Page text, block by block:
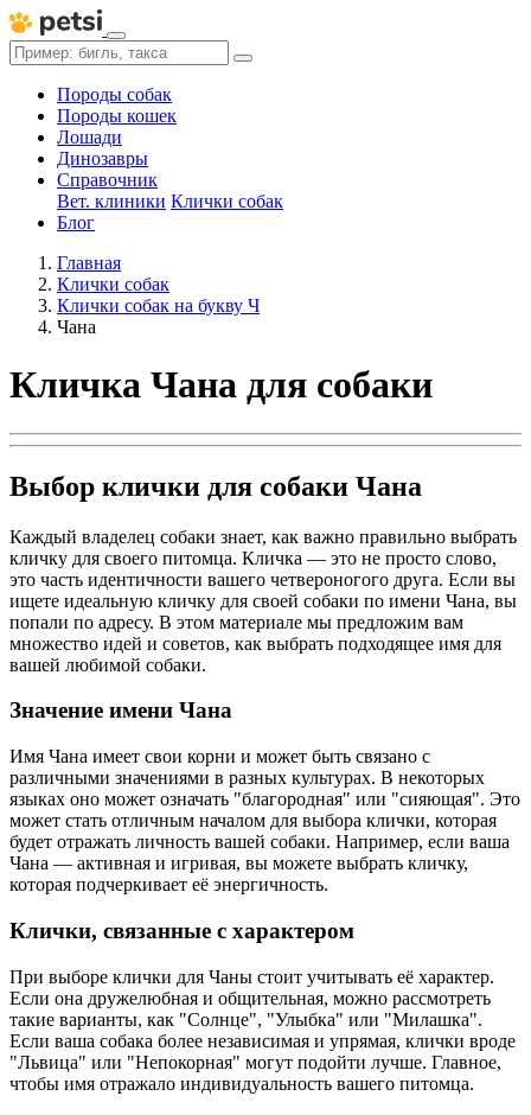
Породы собак
Породы кошек
Лошади
Динозавры
Справочник
Вет. клиники Клички собак
Блог
Главная
Клички собак
Клички собак на букву Ч
Чана
Кличка Чана для собаки
Выбор клички для собаки Чана
Каждый владелец собаки знает, как важно правильно выбрать
кличку для своего питомца. Кличка — это не просто слово,
это часть идентичности вашего четвероногого друга. Если вы
ищете идеальную кличку для своей собаки по имени Чана, вы
попали по адресу. В этом материале мы предложим вам
множество идей и советов, как выбрать подходящее имя для
вашей любимой собаки.
Значение имени Чана
Имя Чана имеет свои корни и может быть связано с
различными значениями в разных культурах. В некоторых
языках оно может означать "благородная" или "сияющая". Это
может стать отличным началом для выбора клички, которая
будет отражать личность вашей собаки. Например, если ваша
Чана — активная и игривая, вы можете выбрать кличку,
которая подчеркивает её энергичность.
Клички, связанные с характером
При выборе клички для Чаны стоит учитывать её характер.
Если она дружелюбная и общительная, можно рассмотреть
такие варианты, как "Солнце", "Улыбка" или "Милашка".
Если ваша собака более независимая и упрямая, клички вроде
"Львица" или "Непокорная" могут подойти лучше. Главное,
чтобы имя отражало индивидуальность вашего питомца.